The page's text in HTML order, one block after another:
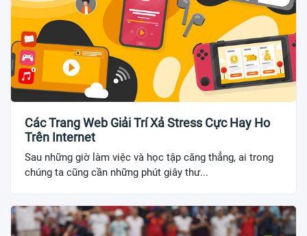
Các Trang Web Giải Trí Xả Stress Cực Hay Ho
Trên Internet
Sau những giờ làm việc và học tập căng thẳng, ai trong
chúng ta cũng cần những phút giây thư...